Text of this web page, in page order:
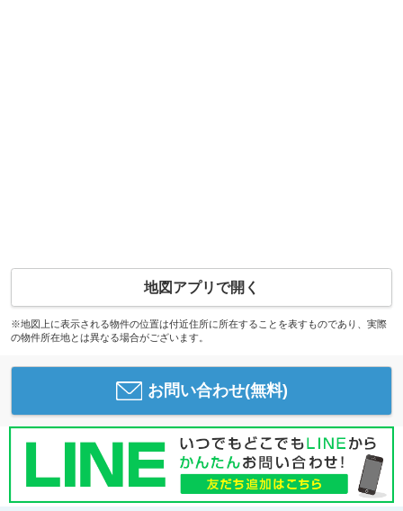
地図アプリで開く
※地図上に表示される物件の位置は付近住所に所在することを表すものであり、実際
の物件所在地とは異なる場合がございます。
お問い合わせ(無料)